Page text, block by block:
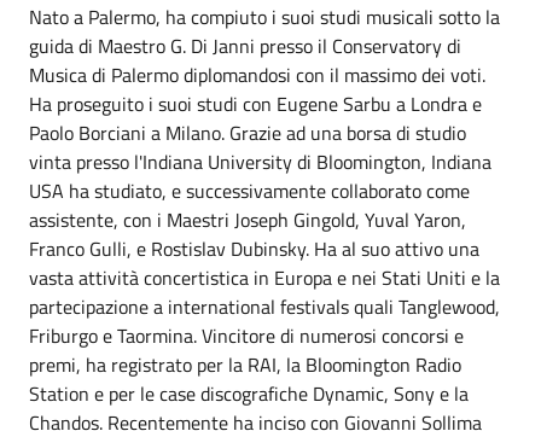
Nato a Palermo, ha compiuto i suoi studi musicali sotto la
guida di Maestro G. Di Janni presso il Conservatory di
Musica di Palermo diplomandosi con il massimo dei voti.
Ha proseguito i suoi studi con Eugene Sarbu a Londra e
Paolo Borciani a Milano. Grazie ad una borsa di studio
vinta presso l'Indiana University di Bloomington, Indiana
USA ha studiato, e successivamente collaborato come
assistente, con i Maestri Joseph Gingold, Yuval Yaron,
Franco Gulli, e Rostislav Dubinsky. Ha al suo attivo una
vasta attività concertistica in Europa e nei Stati Uniti e la
partecipazione a international festivals quali Tanglewood,
Friburgo e Taormina. Vincitore di numerosi concorsi e
premi, ha registrato per la RAI, la Bloomington Radio
Station e per le case discografiche Dynamic, Sony e la
Chandos. Recentemente ha inciso con Giovanni Sollima